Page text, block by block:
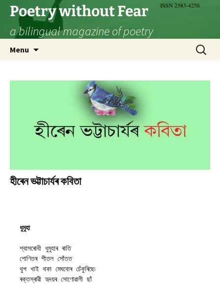
Skip
content
Poetry without Fear
a bilingual magazine of poetry
Menu
Search
for:
হীৰেন ভট্টাচাৰ্যৰ কবিতা
ধুমুহা
শ্বাসৰোধী ধুমুহাৰ ৰাতি
শোণিতৰ শীতল সোঁতত
থুপ খাই থকা মেঘবোৰ চেঁকুৰিছে৷
ৰক্তস্ৰাৱী হৃদয়ৰ সোণোৱালী ছাঁ